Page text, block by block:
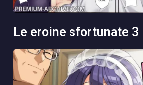
le eroine sfortunate 3